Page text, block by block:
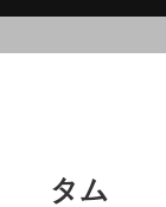
タム